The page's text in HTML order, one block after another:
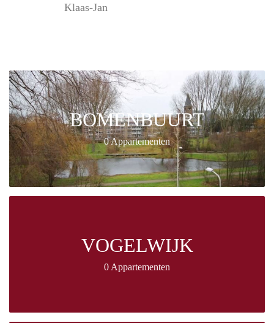
Klaas-Jan
BOMENBUURT
0 Appartementen
VOGELWIJK
0 Appartementen